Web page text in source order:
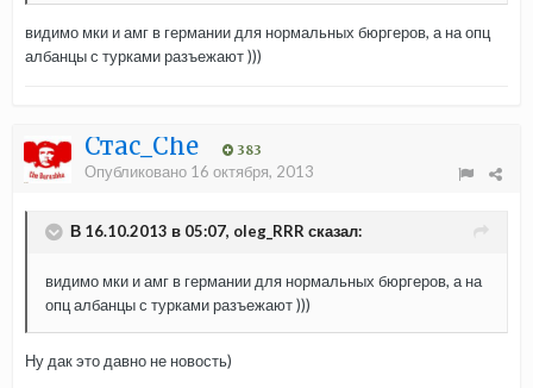
видимо мки и амг в германии для нормальных бюргеров, а на опц
албанцы с турками разъежают )))
Стас_Che 383
Опубликовано 16 октября, 2013
В 16.10.2013 в 05:07, oleg_RRR сказал:
видимо мки и амг в германии для нормальных бюргеров, а на
опц албанцы с турками разъежают )))
Ну дак это давно не новость)